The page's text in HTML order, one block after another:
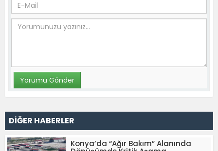
DİĞER HABERLER
Konya’da “Ağır Bakım” Alanında